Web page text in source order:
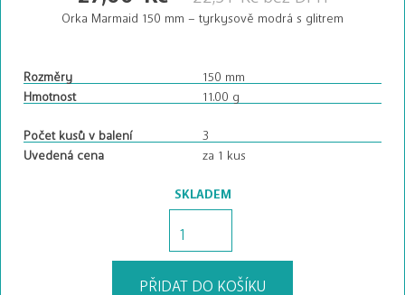
Orka Marmaid 150 mm – tyrkysově modrá s glitrem
Rozměry 150 mm
Hmotnost 11.00 g
Počet kusů v balení 3
Uvedená cena za 1 kus
SKLADEM
PŘIDAT DO KOŠÍKU